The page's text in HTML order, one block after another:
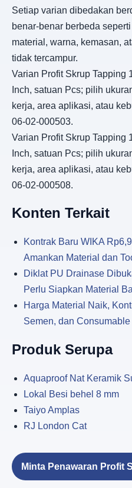
Setiap varian dibedakan
benar-benar berbeda
material, warna, kemasan,
tidak tercampur.
Varian Profit Skrup Tapping
Inch, satuan Pcs; pilih
kerja, area aplikasi, atau
06-02-000503.
Varian Profit Skrup Tapping
Inch, satuan Pcs; pilih
kerja, area aplikasi, atau
06-02-000508.
Konten Terkait
Kontrak Baru WIKA
Amankan Material dan
Diklat PU Drainase
Perlu Siapkan Material
Harga Material Naik,
Semen, dan Consumable
Produk Serupa
Aquaproof Nat Keramik
Lokal Besi behel 8 mm
Taiyo Amplas
RJ London Cat
Minta Penawaran Profit